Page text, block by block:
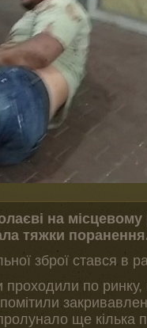
на місцевому
тяжки
зброї стався в
по ринку,
помітили
ще кілька